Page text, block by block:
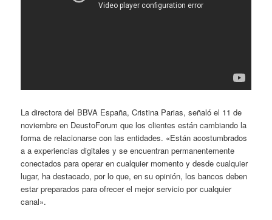
La directora del BBVA España, Cristina Parias, señaló el 11 de
noviembre en DeustoForum que los clientes están cambiando la
forma de relacionarse con las entidades. «Están acostumbrados
a a experiencias digitales y se encuentran permanentemente
conectados para operar en cualquier momento y desde cualquier
lugar, ha destacado, por lo que, en su opinión, los bancos deben
estar preparados para ofrecer el mejor servicio por cualquier
canal».